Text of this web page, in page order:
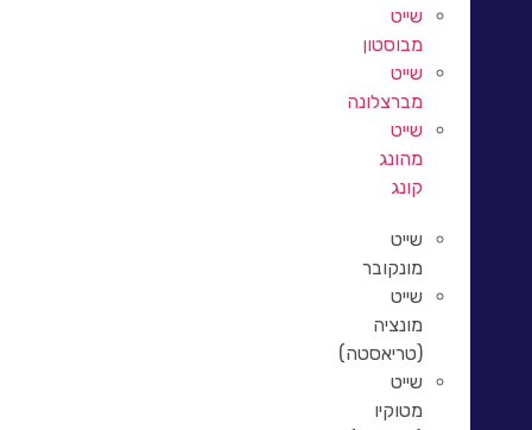
שייט
מבוסטון
שייט
מברצלונה
שייט
מהונג
קונג
שייט
מונקובר
שייט
מונציה
(טריאסטה)
שייט
מטוקיו